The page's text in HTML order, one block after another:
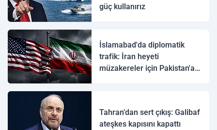
güç kullanırız
İslamabad'da diplomatik
trafik: İran heyeti
müzakereler için Pakistan'a
Tahran’dan sert çıkış: Galibaf
ateşkes kapısını kapattı